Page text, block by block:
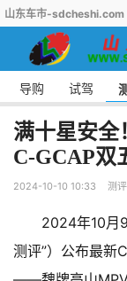
山东车市-sdcheshi.com
导购 试驾
满十星安全
C-GCAP双
2024-10-10 10:33 测评
2024年10月
测评”）公布最新